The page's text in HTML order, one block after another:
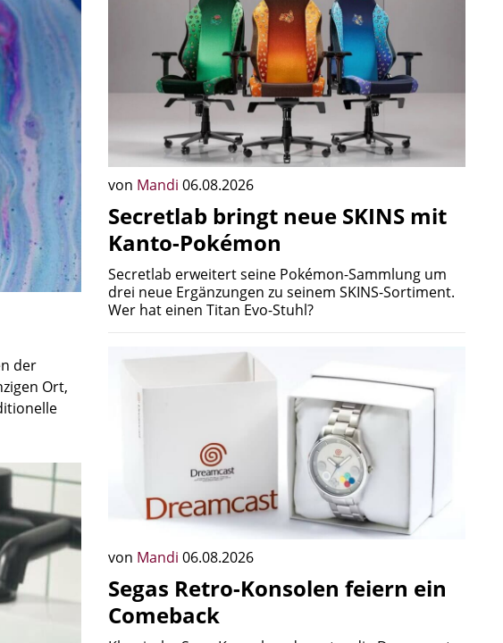
der
Ort,
von Mandi 06.08.2026
Secretlab bringt neue SKINS mit
Kanto-Pokémon
Secretlab erweitert seine Pokémon-Sammlung um
drei neue Ergänzungen zu seinem SKINS-Sortiment.
Wer hat einen Titan Evo-Stuhl?
von Mandi 06.08.2026
Segas Retro-Konsolen feiern ein
Comeback